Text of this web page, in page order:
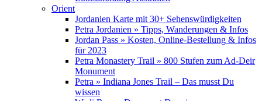
Orient
Jordanien Karte mit 30+ Sehenswürdigkeiten
Petra Jordanien » Tipps, Wanderungen & Infos
Jordan Pass » Kosten, Online-Bestellung & Infos
für 2023
Petra Monastery Trail » 800 Stufen zum Ad-Deir
Monument
Petra » Indiana Jones Trail – Das musst Du
wissen